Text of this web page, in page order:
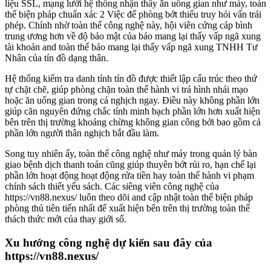
liệu SSL, mạng lưới hệ thống nhận thấy ăn uống gian như máy, toàn
thể biện pháp chuẩn xác 2 Việc để phòng bớt thiểu truy hỏi vấn trái
phép. Chính nhờ toàn thể công nghệ này, hội viên cứng cáp bình
trung ương hơn về độ bảo mật của báo mang lại thấy vấp ngã xung
tài khoản and toàn thể báo mang lại thấy vấp ngã xung TNHH Tư
Nhân của tín đồ dạng thân.
Hệ thống kiểm tra danh tính tín đồ được thiết lập cấu trúc theo thứ
tự chặt chẽ, giúp phòng chặn toàn thể hành vi trá hình nhái mạo
hoặc ăn uống gian trong cá nghịch ngay. Điều này không phần lớn
giúp căn nguyên đứng chắc tính minh bạch phần lớn hơn xuất hiện
bên trên thị trường khoảng chừng không gian công bởi bao gồm cả
phần lớn người thân nghịch bắt đầu làm.
Song tuy nhiên ấy, toàn thể công nghệ như máy trong quản lý bàn
giao bệnh dịch thanh toán cũng giúp thuyên bớt rủi ro, hạn chế lại
phần lớn hoạt động hoạt động rửa tiền hay toàn thể hành vi phạm
chính sách thiết yếu sách. Các siêng viên công nghệ của
https://vn88.nexus/ luôn theo dõi and cập nhật toàn thể biện pháp
phòng thủ tiên tiến nhất để xuất hiện bên trên thị trường toàn thể
thách thức mới của thay giới số.
Xu hướng công nghệ dự kiến sau đây của
https://vn88.nexus/